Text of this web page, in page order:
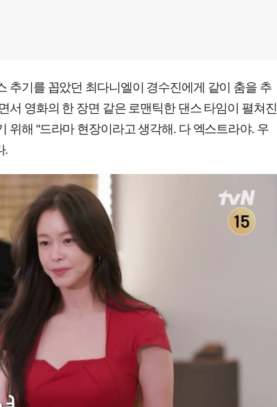
추기를 꼽았던 최다니엘이 경수진에게 같이 춤을 추
서 영화의 한 장면 같은 로맨틱한 댄스 타임이 펼쳐진
위해 "드라마 현장이라고 생각해. 다 엑스트라야. 우
.